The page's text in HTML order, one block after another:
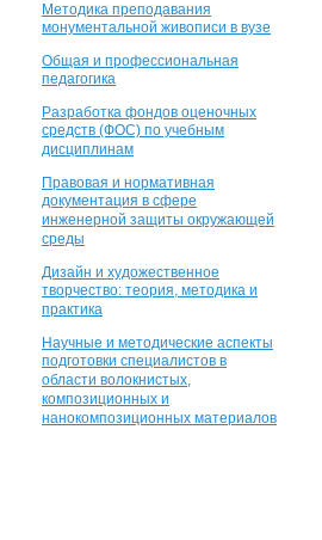
Методика преподавания
монументальной живописи в вузе
Общая и профессиональная
педагогика
Разработка фондов оценочных
средств (ФОС) по учебным
дисциплинам
Правовая и нормативная
документация в сфере
инженерной защиты окружающей
среды
Дизайн и художественное
творчество: теория, методика и
практика
Научные и методические аспекты
подготовки специалистов в
области волокнистых,
композиционных и
нанокомпозиционных материалов